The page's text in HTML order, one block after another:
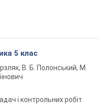
5 клас
В. Б. Полонський, М.
і контрольних робіт